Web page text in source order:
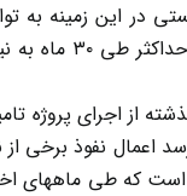
در این زمینه به
شامل تامین ده فروند هواپیمای بدون
از اجرای پروژه
نفوذ برخی از
که طی ماههای